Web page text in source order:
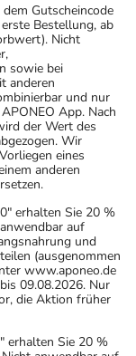
Gutscheincode
Bestellung, ab
Nicht
sowie bei
anderen
und nur
App. Nach
der Wert des
Wir
eines
anderen
erhalten Sie 20 %
auf
und
(ausgenommen
www.aponeo.de
09.08.2026. Nur
die Aktion früher
erhalten Sie 20 %